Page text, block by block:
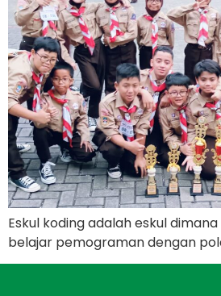
Eskul koding adalah eskul
belajar pemograman dengan